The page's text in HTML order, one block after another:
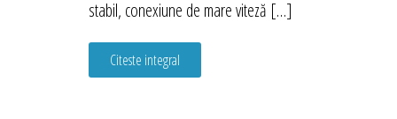
stabil, conexiune de mare viteză […]
Citeste integral